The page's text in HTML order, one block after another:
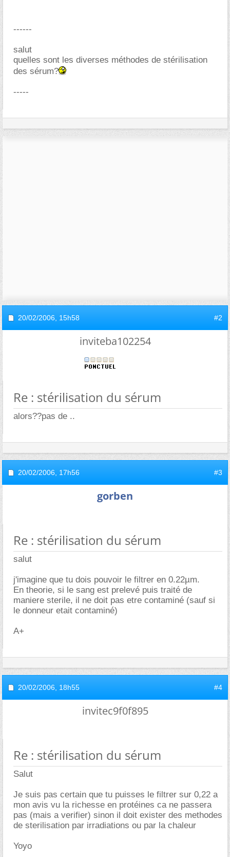
------
salut
quelles sont les diverses méthodes de stérilisation
des sérum?
-----
20/02/2006, 15h58 #2
inviteba102254
Re : stérilisation du sérum
alors??pas de ..
20/02/2006, 17h56 #3
gorben
Re : stérilisation du sérum
salut
j'imagine que tu dois pouvoir le filtrer en 0.22µm.
En theorie, si le sang est prelevé puis traité de
maniere sterile, il ne doit pas etre contaminé (sauf si
le donneur etait contaminé)
A+
20/02/2006, 18h55 #4
invitec9f0f895
Re : stérilisation du sérum
Salut
Je suis pas certain que tu puisses le filtrer sur 0,22 a
mon avis vu la richesse en protéines ca ne passera
pas (mais a verifier) sinon il doit exister des methodes
de sterilisation par irradiations ou par la chaleur
Yoyo